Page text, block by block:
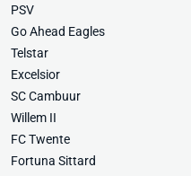
PSV
Go Ahead Eagles
Telstar
Excelsior
SC Cambuur
Willem II
FC Twente
Fortuna Sittard